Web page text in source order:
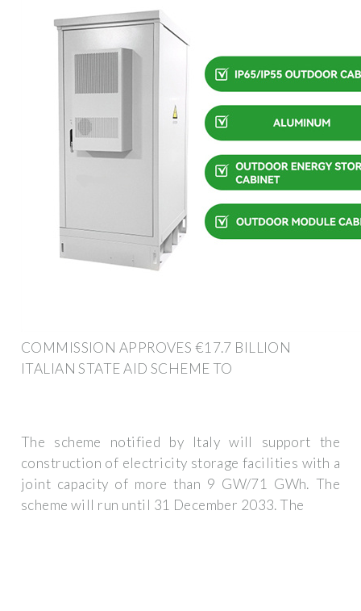
COMMISSION APPROVES €17.7 BILLION
ITALIAN STATE AID SCHEME TO
The scheme notified by Italy will support the
construction of electricity storage facilities with a
joint capacity of more than 9 GW/71 GWh. The
scheme will run until 31 December 2033. The